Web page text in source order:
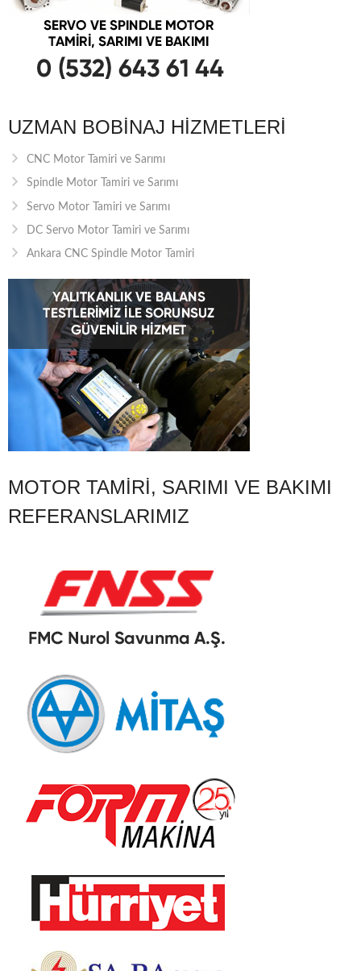
UZMAN BOBINAJ HIZMETLERI
CNC Motor Tamiri ve Sarımı
Spindle Motor Tamiri ve Sarımı
Servo Motor Tamiri ve Sarımı
DC Servo Motor Tamiri ve Sarımı
Ankara CNC Spindle Motor Tamiri
MOTOR TAMIRI, SARIMI VE BAKIMI
REFERANSLARIMIZ